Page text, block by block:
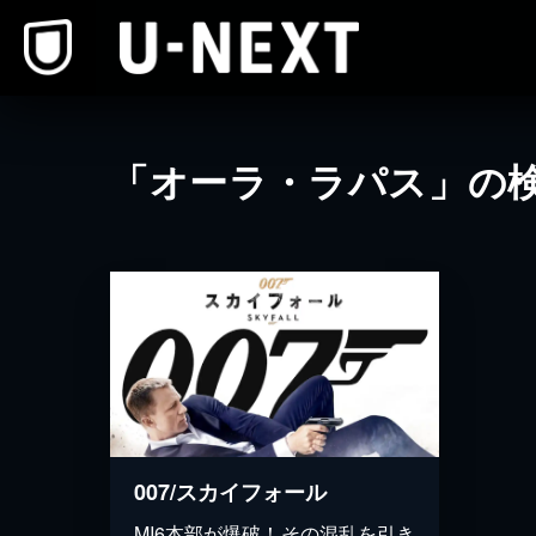
「オーラ・ラパス」の
007/スカイフォール